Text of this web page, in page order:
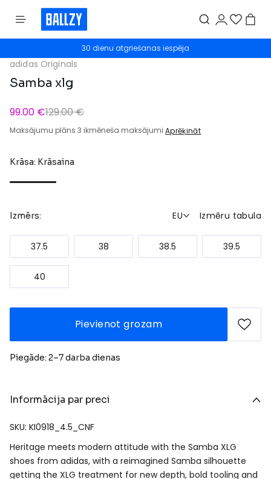
30 dienu atgriešanas iespēja
adidas Originals
Samba xlg
99.00 €129.00 €
Maksājumu plāns 3 ikmēneša maksājumi Aprēķināt
Krāsa: Krāsaina
Izmērs: EU Izmēru tabula
37.5 38 38.5 39.5
40
Pievienot grozam
Piegāde: 2–7 darba dienas
Informācija par preci
SKU: KI0918_4.5_CNF
Heritage meets modern attitude with the Samba XLG
shoes from adidas, with a reimagined Samba silhouette
getting the XLG treatment for new depth, bold tooling and